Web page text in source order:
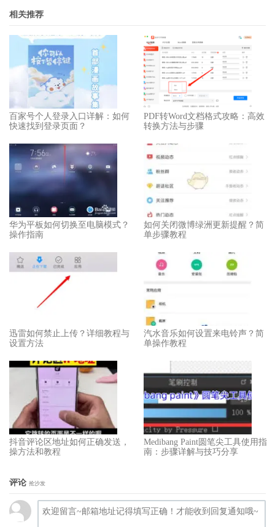
相关推荐
百家号个人登录入口详解：如何
快速找到登录页面？
PDF转Word文档格式攻略：高效
转换方法与步骤
华为平板如何切换至电脑模式？
操作指南
如何关闭微博绿洲更新提醒？简
单步骤教程
迅雷如何禁止上传？详细教程与
设置方法
汽水音乐如何设置来电铃声？简
单操作教程
抖音评论区地址如何正确发送，
操方法和教程
Medibang Paint圆笔尖工具使用指
南：步骤详解与技巧分享
评论 抢沙发